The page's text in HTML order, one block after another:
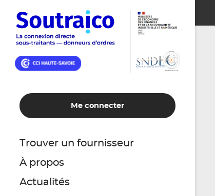
Me connecter
Trouver un fournisseur
À propos
Actualités